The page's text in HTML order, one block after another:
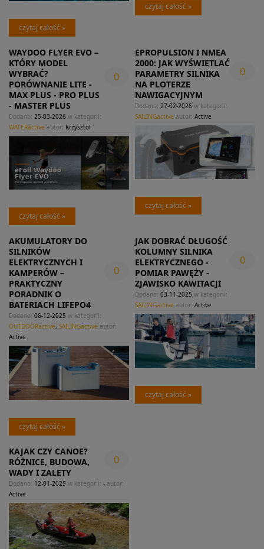
czytaj całość »
czytaj całość »
WAYDOO FLYER EVO –
KTÓRY MODEL
WYBRAĆ?
PORÓWNANIE LITE -
MAX PLUS - PRO PLUS
- MASTER PLUS
0
Dodano: 25-03-2026 w kategorii:
WATERactive autor: Krzysztof
czytaj całość »
EPROPULSION I NMEA
2000: JAK WYŚWIETLAĆ
PARAMETRY SILNIKA
NA PLOTERZE
NAWIGACYJNYM
0
Dodano: 27-02-2026 w kategorii:
SAILINGactive autor: Active
czytaj całość »
AKUMULATORY DO
SILNIKÓW
ELEKTRYCZNYCH I
KAMPERÓW –
PRAKTYCZNY
PORADNIK O
BATERIACH LIFEPO4
0
Dodano: 06-12-2025 w kategorii:
OUTDOORactive, SAILINGactive autor:
Active
czytaj całość »
JAK DOBRAĆ DŁUGOŚĆ
KOLUMNY SILNIKA
ELEKTRYCZNEGO -
POMIAR PAWĘŻY -
ZJAWISKO KAWITACJI
0
Dodano: 03-11-2025 w kategorii:
SAILINGactive autor: Active
czytaj całość »
KAJAK CZY CANOE?
RÓŻNICE, BUDOWA,
WADY I ZALETY
0
Dodano: 12-01-2025 w kategorii: - autor:
Active